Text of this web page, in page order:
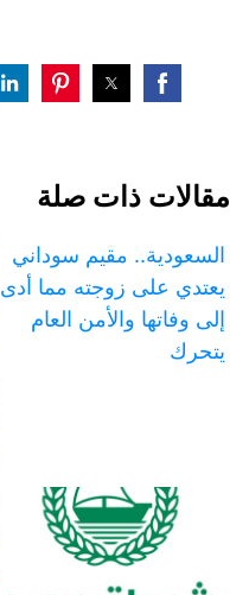
مقالات ذات صلة
السعودية.. مقيم سوداني
يعتدي على زوجته مما أدى
إلى وفاتها والأمن العام
يتحرك